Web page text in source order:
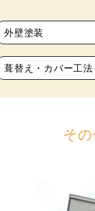
外壁塗装
葺替え・カバー工法
そ